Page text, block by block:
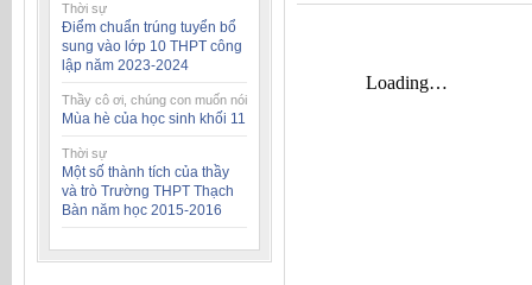
Thời sự
Điểm chuẩn trúng tuyển bổ
sung vào lớp 10 THPT công
lập năm 2023-2024
Thầy cô ơi, chúng con muốn nói
Mùa hè của học sinh khối 11
Thời sự
Một số thành tích của thầy
và trò Trường THPT Thạch
Bàn năm học 2015-2016